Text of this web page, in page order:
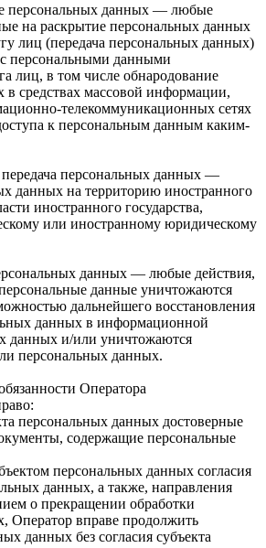
персональных данных — любые
на раскрытие персональных данных
лиц (передача персональных данных)
персональными данными
лиц, в том числе обнародование
средствах массовой информации,
телекоммуникационных сетях
к персональным данным каким-
передача персональных данных —
данных на территорию иностранного
иностранного государства,
или иностранному юридическому
данных — любые действия,
персональные данные уничтожаются
дальнейшего восстановления
данных в информационной
данных и/или уничтожаются
персональных данных.
Оператора
персональных данных достоверные
содержащие персональные
персональных данных согласия
данных, а также, направления
о прекращении обработки
Оператор вправе продолжить
данных без согласия субъекта